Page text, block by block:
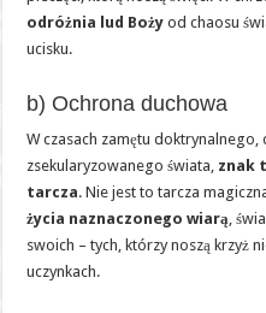
odróżnia lud Boży od chaosu
ucisku.
b) Ochrona duchowa
W czasach zamętu doktrynalnego,
zsekularyzowanego świata, znak
tarcza. Nie jest to tarcza
życia naznaczonego wiarą,
swoich – tych, którzy noszą krzyż
uczynkach.